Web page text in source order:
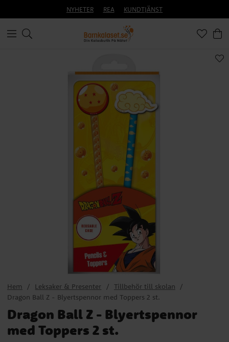
NYHETER REA KUNDTJÄNST
Hem Leksaker & Presenter
Tillbehör till skolan
Dragon Ball Z - Blyertspennor med Toppers 2 st.
Dragon Ball Z - Blyertspennor
med Toppers 2 st.